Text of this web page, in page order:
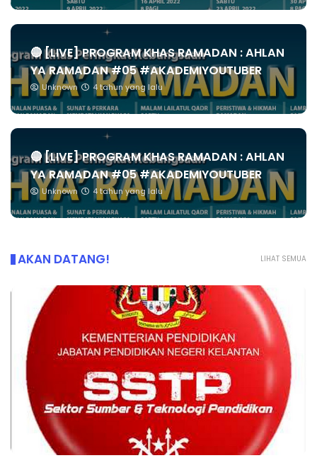
🔴 [LIVE] PROGRAM KHAS RAMADAN : AHLAN
YA RAMADAN #05 #AKADEMIYOUTUBER
Unknown 4 tahun yang lalu
🔴 [LIVE] PROGRAM KHAS RAMADAN : AHLAN
YA RAMADAN #05 #AKADEMIYOUTUBER
Unknown 4 tahun yang lalu
LIHAT SEMUA
AKAN DATANG!